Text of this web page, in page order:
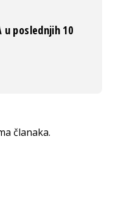
u poslednjih 10
članaka.